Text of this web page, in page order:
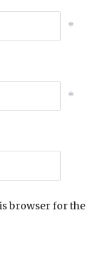
*
*
browser for the